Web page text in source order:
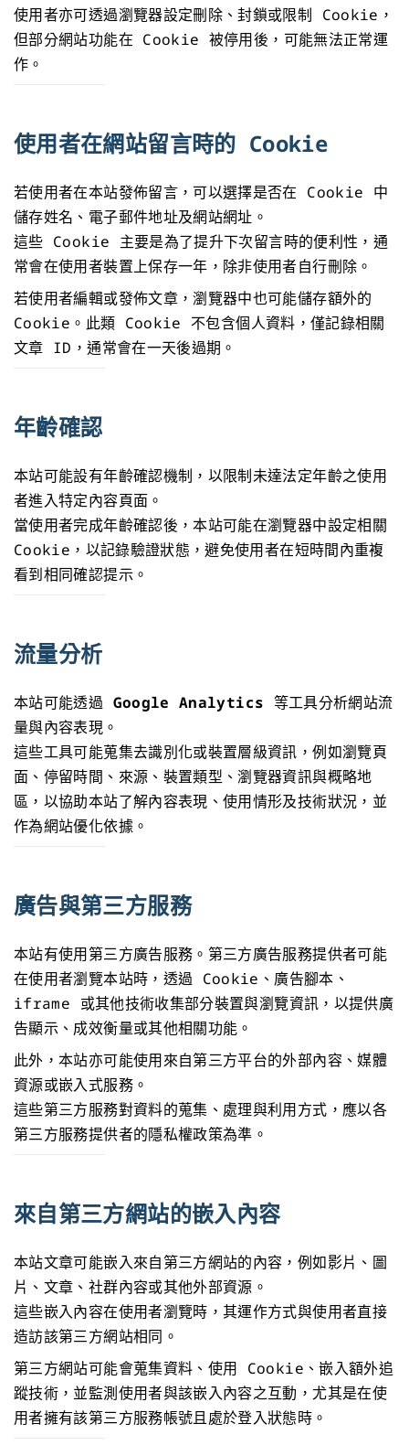
使用者亦可透過瀏覽器設定刪除、封鎖或限制 Cookie，
但部分網站功能在 Cookie 被停用後，可能無法正常運
作。
使用者在網站留言時的 Cookie
若使用者在本站發佈留言，可以選擇是否在 Cookie 中
儲存姓名、電子郵件地址及網站網址。
這些 Cookie 主要是為了提升下次留言時的便利性，通
常會在使用者裝置上保存一年，除非使用者自行刪除。
若使用者編輯或發佈文章，瀏覽器中也可能儲存額外的
Cookie。此類 Cookie 不包含個人資料，僅記錄相關
文章 ID，通常會在一天後過期。
年齡確認
本站可能設有年齡確認機制，以限制未達法定年齡之使用
者進入特定內容頁面。
當使用者完成年齡確認後，本站可能在瀏覽器中設定相關
Cookie，以記錄驗證狀態，避免使用者在短時間內重複
看到相同確認提示。
流量分析
本站可能透過 Google Analytics 等工具分析網站流
量與內容表現。
這些工具可能蒐集去識別化或裝置層級資訊，例如瀏覽頁
面、停留時間、來源、裝置類型、瀏覽器資訊與概略地
區，以協助本站了解內容表現、使用情形及技術狀況，並
作為網站優化依據。
廣告與第三方服務
本站有使用第三方廣告服務。第三方廣告服務提供者可能
在使用者瀏覽本站時，透過 Cookie、廣告腳本、
iframe 或其他技術收集部分裝置與瀏覽資訊，以提供廣
告顯示、成效衡量或其他相關功能。
此外，本站亦可能使用來自第三方平台的外部內容、媒體
資源或嵌入式服務。
這些第三方服務對資料的蒐集、處理與利用方式，應以各
第三方服務提供者的隱私權政策為準。
來自第三方網站的嵌入內容
本站文章可能嵌入來自第三方網站的內容，例如影片、圖
片、文章、社群內容或其他外部資源。
這些嵌入內容在使用者瀏覽時，其運作方式與使用者直接
造訪該第三方網站相同。
第三方網站可能會蒐集資料、使用 Cookie、嵌入額外追
蹤技術，並監測使用者與該嵌入內容之互動，尤其是在使
用者擁有該第三方服務帳號且處於登入狀態時。